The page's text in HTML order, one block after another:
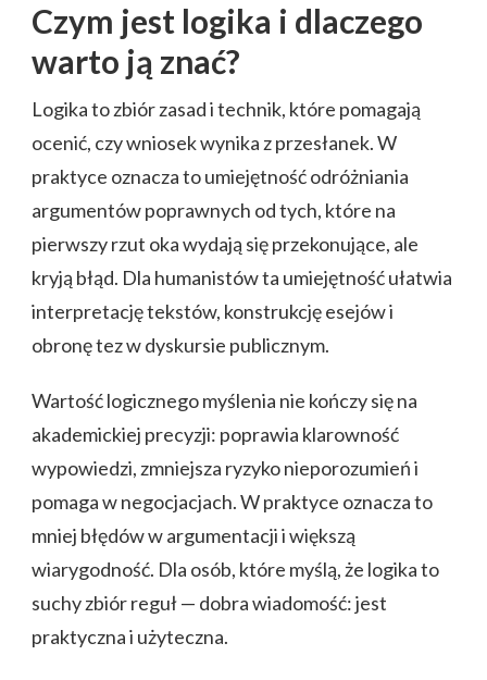
Czym jest logika i dlaczego
warto ją znać?
Logika to zbiór zasad i technik, które pomagają
ocenić, czy wniosek wynika z przesłanek. W
praktyce oznacza to umiejętność odróżniania
argumentów poprawnych od tych, które na
pierwszy rzut oka wydają się przekonujące, ale
kryją błąd. Dla humanistów ta umiejętność ułatwia
interpretację tekstów, konstrukcję esejów i
obronę tez w dyskursie publicznym.
Wartość logicznego myślenia nie kończy się na
akademickiej precyzji: poprawia klarowność
wypowiedzi, zmniejsza ryzyko nieporozumień i
pomaga w negocjacjach. W praktyce oznacza to
mniej błędów w argumentacji i większą
wiarygodność. Dla osób, które myślą, że logika to
suchy zbiór reguł — dobra wiadomość: jest
praktyczna i użyteczna.